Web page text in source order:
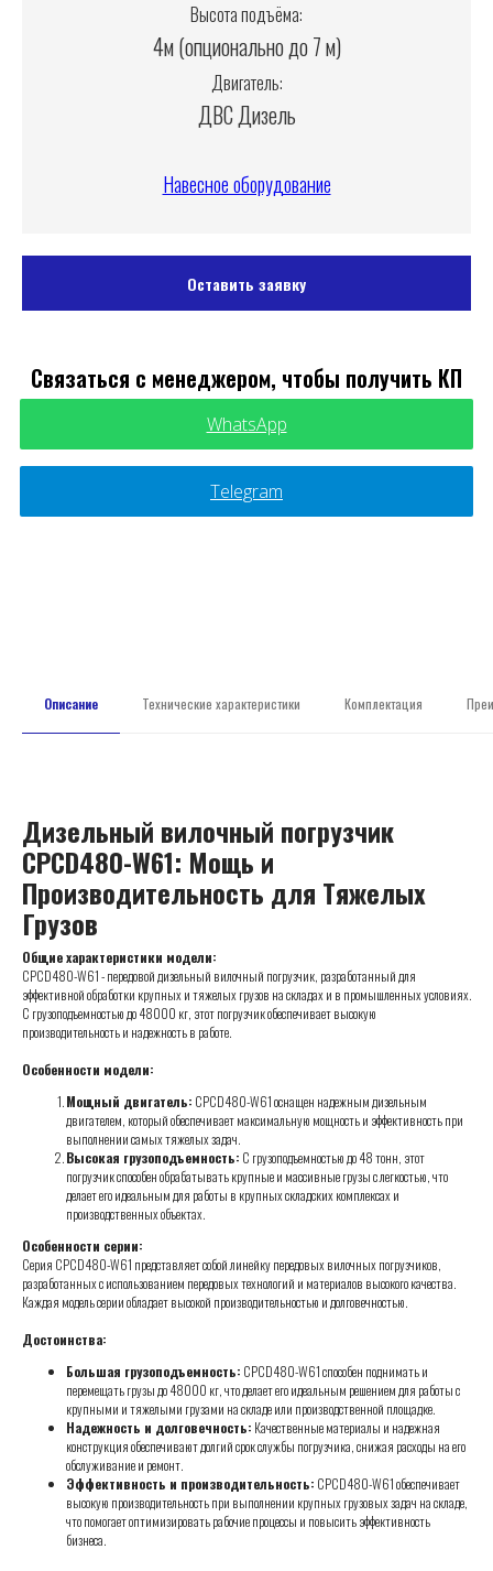
Высота подъёма:
4м (опционально до 7 м)
Двигатель:
ДВС Дизель
Навесное оборудование
Оставить заявку
Связаться с менеджером, чтобы получить КП
WhatsApp
Telegram
Описание Технические характеристики Комплектация
Дизельный вилочный погрузчик
CPCD480-W61: Мощь и
Производительность для Тяжелых
Грузов
Общие характеристики модели:
CPCD480-W61 - передовой дизельный вилочный погрузчик, разработанный для
эффективной обработки крупных и тяжелых грузов на складах и в промышленных условиях.
С грузоподъемностью до 48000 кг, этот погрузчик обеспечивает высокую
производительность и надежность в работе.
Особенности модели:
Мощный двигатель: CPCD480-W61 оснащен надежным дизельным
двигателем, который обеспечивает максимальную мощность и эффективность при
выполнении самых тяжелых задач.
Высокая грузоподъемность: С грузоподъемностью до 48 тонн, этот
погрузчик способен обрабатывать крупные и массивные грузы с легкостью, что
делает его идеальным для работы в крупных складских комплексах и
производственных объектах.
Особенности серии:
Серия CPCD480-W61 представляет собой линейку передовых вилочных погрузчиков,
разработанных с использованием передовых технологий и материалов высокого качества.
Каждая модель серии обладает высокой производительностью и долговечностью.
Достоинства:
Большая грузоподъемность: CPCD480-W61 способен поднимать и
перемещать грузы до 48000 кг, что делает его идеальным решением для работы с
крупными и тяжелыми грузами на складе или производственной площадке.
Надежность и долговечность: Качественные материалы и надежная
конструкция обеспечивают долгий срок службы погрузчика, снижая расходы на его
обслуживание и ремонт.
Эффективность и производительность: CPCD480-W61 обеспечивает
высокую производительность при выполнении крупных грузовых задач на складе,
что помогает оптимизировать рабочие процессы и повысить эффективность
бизнеса.